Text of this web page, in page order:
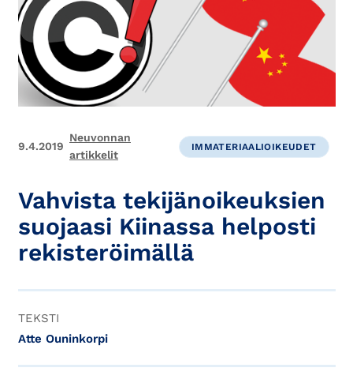
9.4.2019
Neuvonnan
artikkelit
IMMATERIAALIOIKEUDET
Vahvista tekijänoikeuksien
suojaasi Kiinassa helposti
rekisteröimällä
TEKSTI
Atte Ouninkorpi